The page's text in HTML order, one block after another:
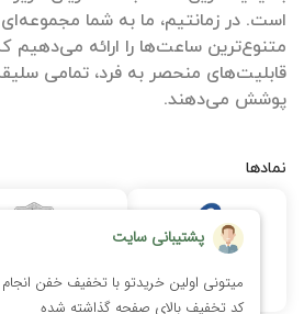
است. در زمانتیم، ما به شما
متنوع‌ترین ساعت‌ها را ارائه می‌دهیم
قابلیت‌های منحصر به فرد، تمامی
پوشش می‌دهند.
نمادها